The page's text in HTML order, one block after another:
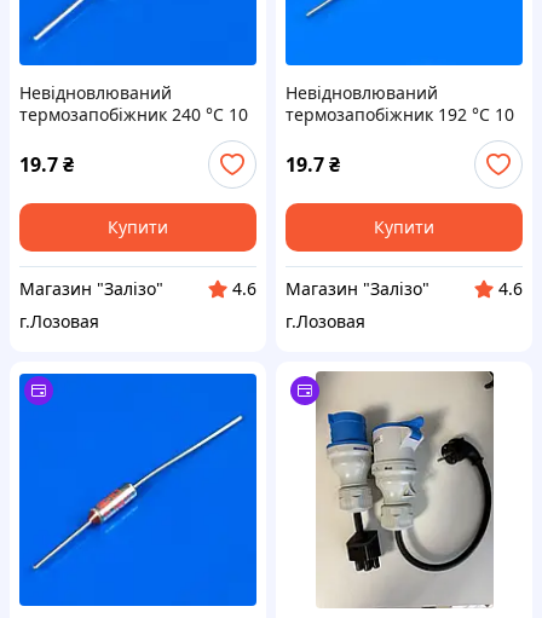
Невідновлюваний
термозапобіжник 240 °C 10
19.7₴
Купити
Магазин "Залізо"
4.6
г.Лозовая
Невідновлюваний
термозапобіжник 192 °C 10
19.7₴
Купити
Магазин "Залізо"
4.6
г.Лозовая